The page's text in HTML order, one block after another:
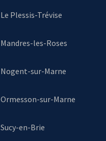
Le Plessis-Trévise
Mandres-les-Roses
Nogent-sur-Marne
Ormesson-sur-Marne
Sucy-en-Brie